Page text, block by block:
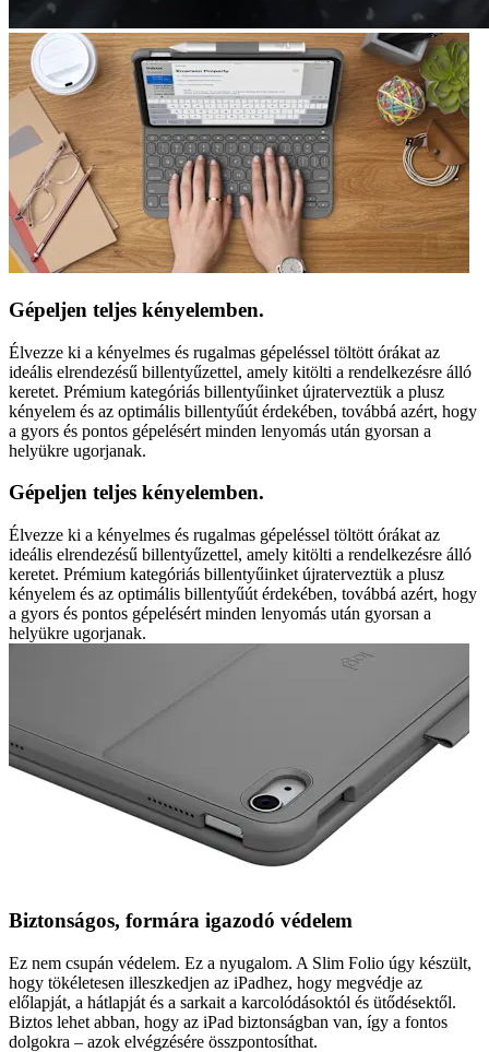
Gépeljen teljes kényelemben.
Élvezze ki a kényelmes és rugalmas gépeléssel töltött órákat az
ideális elrendezésű billentyűzettel, amely kitölti a rendelkezésre álló
keretet. Prémium kategóriás billentyűinket újraterveztük a plusz
kényelem és az optimális billentyűút érdekében, továbbá azért, hogy
a gyors és pontos gépelésért minden lenyomás után gyorsan a
helyükre ugorjanak.
Gépeljen teljes kényelemben.
Élvezze ki a kényelmes és rugalmas gépeléssel töltött órákat az
ideális elrendezésű billentyűzettel, amely kitölti a rendelkezésre álló
keretet. Prémium kategóriás billentyűinket újraterveztük a plusz
kényelem és az optimális billentyűút érdekében, továbbá azért, hogy
a gyors és pontos gépelésért minden lenyomás után gyorsan a
helyükre ugorjanak.
Biztonságos, formára igazodó védelem
Ez nem csupán védelem. Ez a nyugalom. A Slim Folio úgy készült,
hogy tökéletesen illeszkedjen az iPadhez, hogy megvédje az
előlapját, a hátlapját és a sarkait a karcolódásoktól és ütődésektől.
Biztos lehet abban, hogy az iPad biztonságban van, így a fontos
dolgokra – azok elvégzésére összpontosíthat.